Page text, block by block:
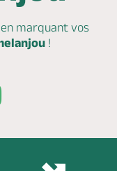
marquantvos
!